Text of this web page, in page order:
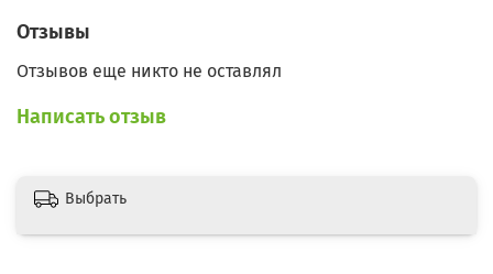
Отзывы
Отзывов еще никто не оставлял
Написать отзыв
Выбрать